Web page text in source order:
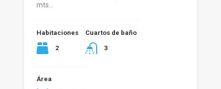
mts…
Habitaciones
2
Cuartos de baño
3
Área